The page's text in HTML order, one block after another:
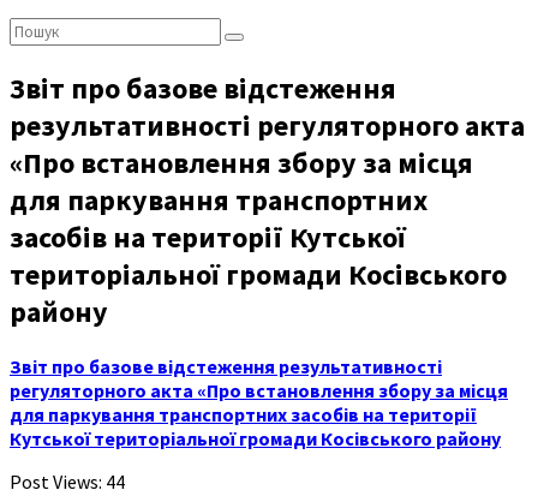
Пошук:
Звіт про базове відстеження
результативності регуляторного акта
«Про встановлення збору за місця
для паркування транспортних
засобів на території Кутської
територіальної громади Косівського
району
Звіт про базове відстеження результативності
регуляторного акта «Про встановлення збору за місця
для паркування транспортних засобів на території
Кутської територіальної громади Косівського району
Post Views: 44